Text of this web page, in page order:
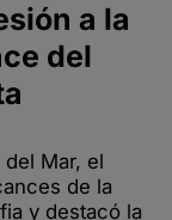
a la
del
Mar, el
de la
y destacó la